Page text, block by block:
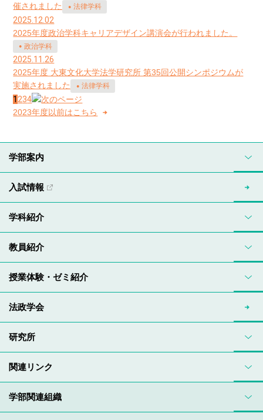
催されました
法律学科
2025.12.02
2025年度政治学科キャリアデザイン講演会が行われました。
政治学科
2025.11.26
2025年度 大東文化大学法学研究所 第35回公開シンポジウムが
実施されました
法律学科
1 234
2023年度以前はこちら
学部関連組織
学部案内
入試情報
学科紹介
教員紹介
授業体験・ゼミ紹介
法政学会
研究所
関連リンク